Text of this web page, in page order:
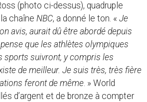
(photo ci-dessus), quadruple
chaîne NBC, a donné le ton. « Je
avis, aurait dû être abordé depuis
que les athlètes olympiques
sports suivront, y compris les
de meilleur. Je suis très, très fière
feront de même. » World
d’argent et de bronze à compter